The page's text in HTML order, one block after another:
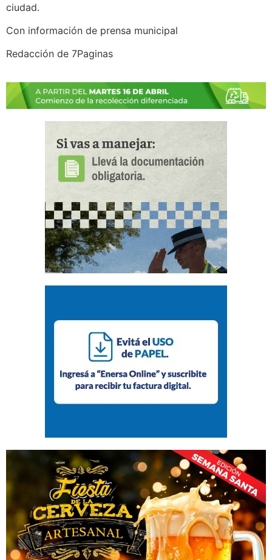
ciudad.
Con información de prensa municipal
Redacción de 7Paginas